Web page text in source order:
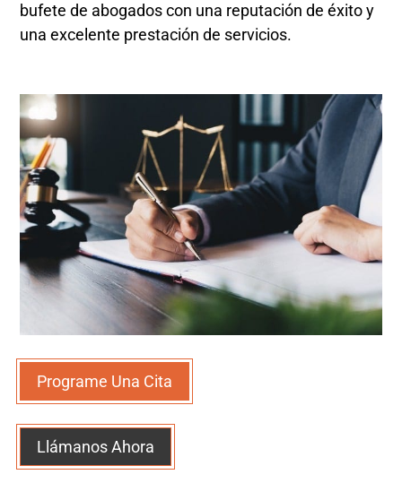
bufete de abogados con una reputación de éxito y
una excelente prestación de servicios.
Programe Una Cita
Llámanos Ahora